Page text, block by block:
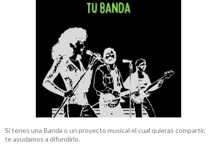
Si tenes una Banda o un proyecto musical el cual quieras compartir,
te ayudamos a difundirlo.